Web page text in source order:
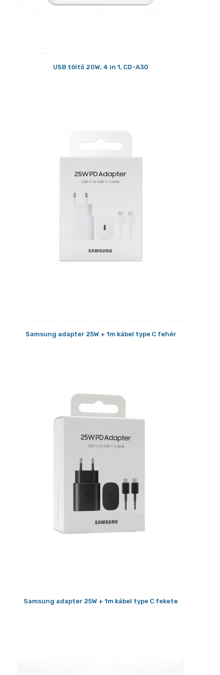
USB töltő 20W, 4 in 1, CD-A30
Samsung adapter 25W + 1m kábel type C fehér
Samsung adapter 25W + 1m kábel type C fekete